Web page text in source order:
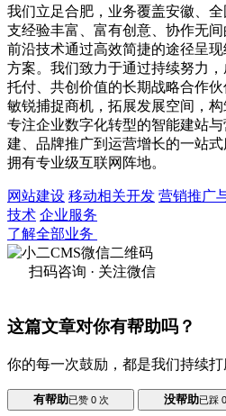
我们立足合肥，业务覆盖安徽、
支经验丰富、富有创意、协作无
前沿技术通过高效简捷的途径呈
方案。我们致力于通过持续努力
托付、共创价值的长期战略合作
敏锐捕捉商机，拓展发展空间，
专注企业数字化转型的智能建站
建、品牌推广到运营增长的一站
拥有专业级互联网阵地。
网站建设 移动相关开发 营销推广
技术 企业服务
了解全部业务
扫码咨询 · 关注微信
这篇文章对你有帮助吗？
你的每一次鼓励，都是我们持续
有帮助已赞 0次 没帮助已踩 0